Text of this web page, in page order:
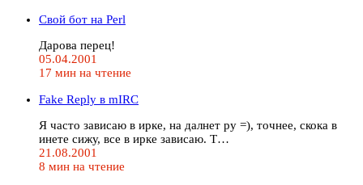
Свой бот на Perl
Дарова перец!
05.04.2001
17 мин на чтение
Fake Reply в mIRC
Я часто зависаю в ирке, на далнет ру =), точнее, скока в
инете сижу, все в ирке зависаю. Т…
21.08.2001
8 мин на чтение